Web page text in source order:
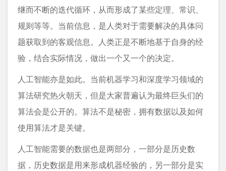
继而不断的迭代循环，从而形成了某些定理、常识、
规则等等。当前信息，是人类对于需要解决的具体问
题获取到的客观信息。人类正是不断地基于自身的经
验，结合实际情况，做出一个又一个的决定。
人工智能亦是如此。当前机器学习和深度学习领域的
算法研究热火朝天，但是大家普遍认为最终巨头们的
算法会是公开的。算法不是秘密，拥有数据以及如何
使用算法才是关键。
人工智能需要的数据也是两部分，一部分是历史数
据，历史数据是用来形成机器经验的，另一部分是实